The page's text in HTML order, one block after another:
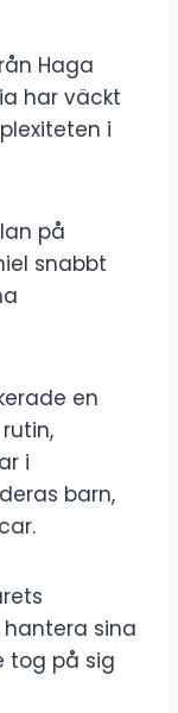
Haga
har väckt
i
på
snabbt
en
i
barn,
sina
tog på sig